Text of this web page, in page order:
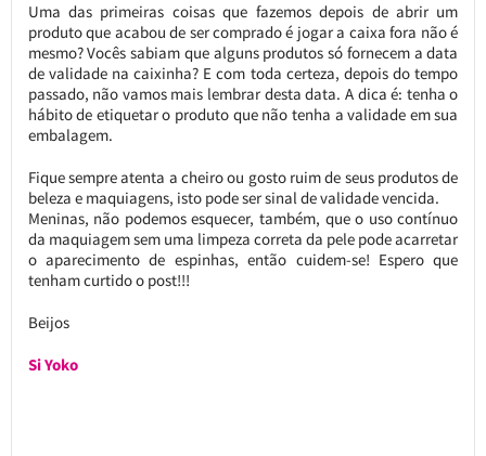
Uma das primeiras coisas que fazemos depois de abrir um
produto que acabou de ser comprado é jogar a caixa fora não é
mesmo? Vocês sabiam que alguns produtos só fornecem a data
de validade na caixinha? E com toda certeza, depois do tempo
passado, não vamos mais lembrar desta data. A dica é: tenha o
hábito de etiquetar o produto que não tenha a validade em sua
embalagem.
Fique sempre atenta a cheiro ou gosto ruim de seus produtos de
beleza e maquiagens, isto pode ser sinal de validade vencida.
Meninas, não podemos esquecer, também, que o uso contínuo
da maquiagem sem uma limpeza correta da pele pode acarretar
o aparecimento de espinhas, então cuidem-se! Espero que
tenham curtido o post!!!
Beijos
Si Yoko